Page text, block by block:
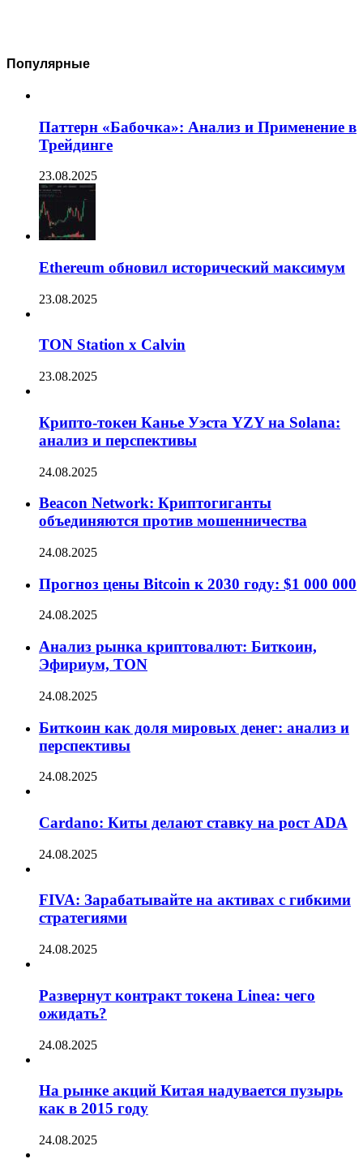
Популярные
Паттерн «Бабочка»: Анализ и Применение в
Трейдинге
23.08.2025
Ethereum обновил исторический максимум
23.08.2025
TON Station x Calvin
23.08.2025
Крипто-токен Канье Уэста YZY на Solana:
анализ и перспективы
24.08.2025
Beacon Network: Криптогиганты
объединяются против мошенничества
24.08.2025
Прогноз цены Bitcoin к 2030 году: $1 000 000
24.08.2025
Анализ рынка криптовалют: Биткоин,
Эфириум, TON
24.08.2025
Биткоин как доля мировых денег: анализ и
перспективы
24.08.2025
Cardano: Киты делают ставку на рост ADA
24.08.2025
FIVA: Зарабатывайте на активах с гибкими
стратегиями
24.08.2025
Развернут контракт токена Linea: чего
ожидать?
24.08.2025
На рынке акций Китая надувается пузырь
как в 2015 году
24.08.2025